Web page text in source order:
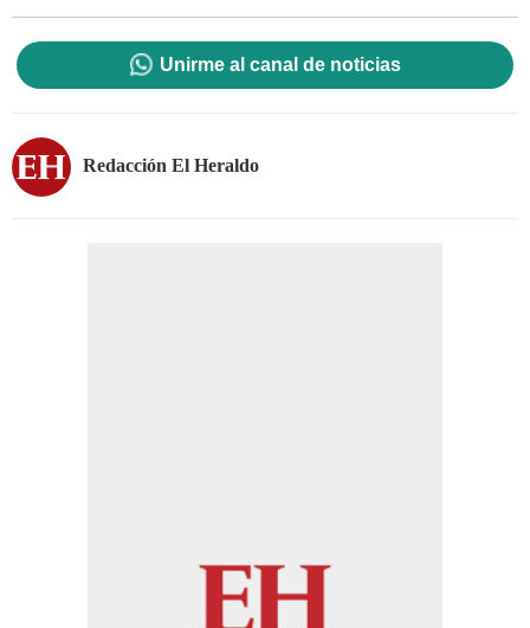
Unirme al canal de noticias
Redacción El Heraldo